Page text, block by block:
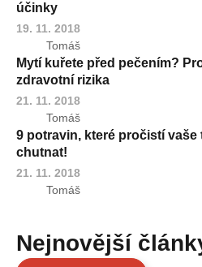
účinky
19. 11. 2018
Tomáš
Mytí kuřete před pečením?
zdravotní rizika
21. 11. 2018
Tomáš
9 potravin, které pročistí vaše
chutnat!
21. 11. 2018
Tomáš
Nejnovější